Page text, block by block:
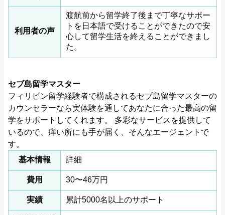
利用者の声
渡航前から留学終了後まで丁寧なサポー
トを日本語で受けることができたので安
心して留学生活を終えることができまし
た。
セブ島留学マスター
フィリピン留学経験者で構成されるセブ島留学マスターの
カウンセラーなら実体験を通してあなたに合った最高の留
学をサポートしてくれます。 多彩なサービスを提供して
いるので、痒い所にも手が届く、そんなエージェントで
す。
基本情報
詳細
費用 30〜46万円
実績 累計5000名以上のサポート